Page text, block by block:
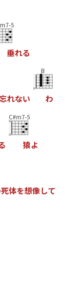
5
垂れる
れない
B
わ
C#m7-5
猿よ
死体を想像して